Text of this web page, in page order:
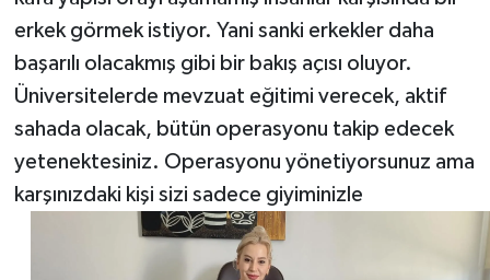
erkek görmek istiyor. Yani sanki erkekler daha
başarılı olacakmış gibi bir bakış açısı oluyor.
Üniversitelerde mevzuat eğitimi verecek, aktif
sahada olacak, bütün operasyonu takip edecek
yetenektesiniz. Operasyonu yönetiyorsunuz ama
karşınızdaki kişi sizi sadece giyiminizle